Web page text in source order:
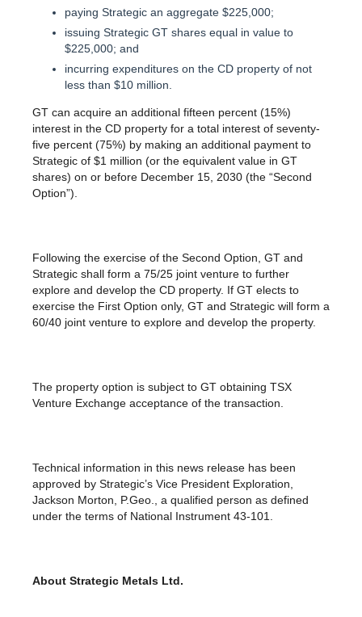
paying Strategic an aggregate $225,000;
issuing Strategic GT shares equal in value to
$225,000; and
incurring expenditures on the CD property of not
less than $10 million.
GT can acquire an additional fifteen percent (15%)
interest in the CD property for a total interest of seventy-
five percent (75%) by making an additional payment to
Strategic of $1 million (or the equivalent value in GT
shares) on or before December 15, 2030 (the “Second
Option”).
Following the exercise of the Second Option, GT and
Strategic shall form a 75/25 joint venture to further
explore and develop the CD property. If GT elects to
exercise the First Option only, GT and Strategic will form a
60/40 joint venture to explore and develop the property.
The property option is subject to GT obtaining TSX
Venture Exchange acceptance of the transaction.
Technical information in this news release has been
approved by Strategic’s Vice President Exploration,
Jackson Morton, P.Geo., a qualified person as defined
under the terms of National Instrument 43-101.
About Strategic Metals Ltd.